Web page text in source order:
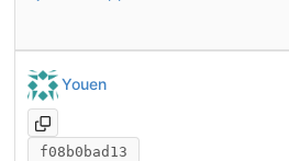
Youen
f08b0bad13